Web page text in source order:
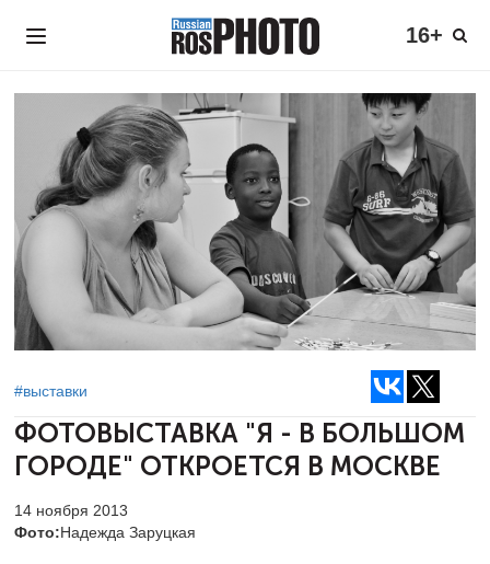
16+
#выставки
ФОТОВЫСТАВКА "Я - В БОЛЬШОМ
ГОРОДЕ" ОТКРОЕТСЯ В МОСКВЕ
14 ноября 2013
Фото:Надежда Заруцкая